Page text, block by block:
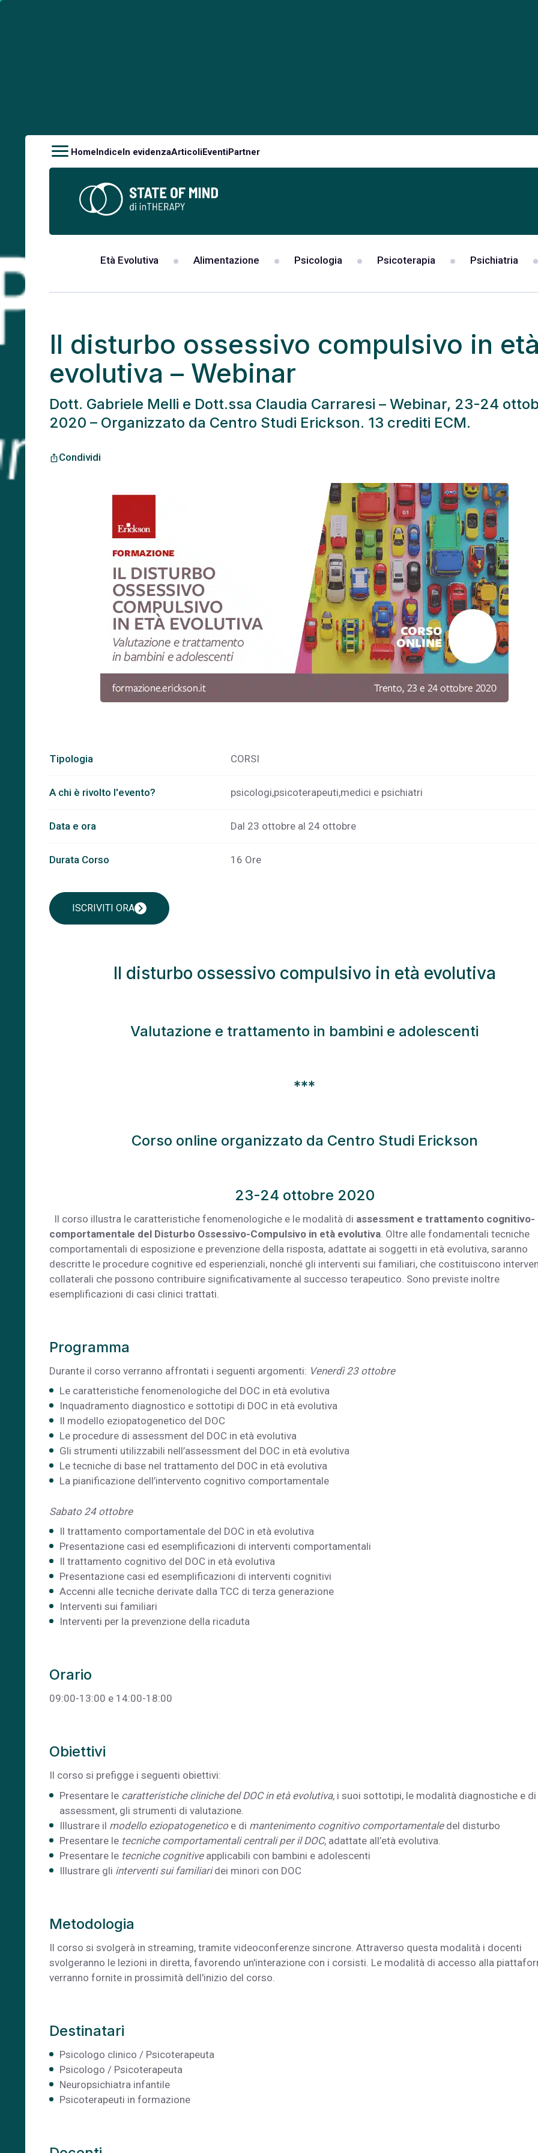
HomeIndiceIn evidenzaArticoliEventiPartner
Età Evolutiva Alimentazione Psicologia Psicoterapia Psichiatria
Il disturbo ossessivo compulsivo in
evolutiva – Webinar
Dott. Gabriele Melli e Dott.ssa Claudia Carraresi – Webinar, 23-24
2020 – Organizzato da Centro Studi Erickson. 13 crediti ECM.
ios_shareCondividi
Tipologia CORSI
A chi è rivolto l'evento? psicologi,psicoterapeuti,medici e psichiatri
Data e ora Dal 23 ottobre al 24 ottobre
Durata Corso 16 Ore
ISCRIVITI ORAchevron_right
Il disturbo ossessivo compulsivo in età evolutiva
Valutazione e trattamento in bambini e adolescenti
***
Corso online organizzato da Centro Studi Erickson
23-24 ottobre 2020
Il corso illustra le caratteristiche fenomenologiche e le modalità di assessment e trattamento cognitivo-
comportamentale del Disturbo Ossessivo-Compulsivo in età evolutiva . Oltre alle fondamentali tecniche
comportamentali di esposizione e prevenzione della risposta, adattate ai soggetti in età evolutiva, saranno
descritte le procedure cognitive ed esperienziali, nonché gli interventi sui familiari, che costituiscono
collaterali che possono contribuire significativamente al successo terapeutico. Sono previste inoltre
esemplificazioni di casi clinici trattati.
Programma
Durante il corso verranno affrontati i seguenti argomenti: Venerdì 23 ottobre
Le caratteristiche fenomenologiche del DOC in età evolutiva
Inquadramento diagnostico e sottotipi di DOC in età evolutiva
Il modello eziopatogenetico del DOC
Le procedure di assessment del DOC in età evolutiva
Gli strumenti utilizzabili nell’assessment del DOC in età evolutiva
Le tecniche di base nel trattamento del DOC in età evolutiva
La pianificazione dell’intervento cognitivo comportamentale
Sabato 24 ottobre
Il trattamento comportamentale del DOC in età evolutiva
Presentazione casi ed esemplificazioni di interventi comportamentali
Il trattamento cognitivo del DOC in età evolutiva
Presentazione casi ed esemplificazioni di interventi cognitivi
Accenni alle tecniche derivate dalla TCC di terza generazione
Interventi sui familiari
Interventi per la prevenzione della ricaduta
Orario
09:00-13:00 e 14:00-18:00
Obiettivi
Il corso si prefigge i seguenti obiettivi:
Presentare le caratteristiche cliniche del DOC in età evolutiva, i suoi sottotipi, le modalità diagnostiche e di
assessment, gli strumenti di valutazione.
Illustrare il modello eziopatogeneticoe di mantenimento cognitivo comportamentaledel disturbo
Presentare le tecniche comportamentali centrali per il DOC, adattate all’età evolutiva.
Presentare le tecniche cognitiveapplicabili con bambini e adolescenti
Illustrare gli interventi sui familiaridei minori con DOC
Metodologia
Il corso si svolgerà in streaming, tramite videoconferenze sincrone. Attraverso questa modalità i docenti
svolgeranno le lezioni in diretta, favorendo un'interazione con i corsisti. Le modalità di accesso alla
verranno fornite in prossimità dell'inizio del corso.
Destinatari
Psicologo clinico / Psicoterapeuta
Psicologo / Psicoterapeuta
Neuropsichiatra infantile
Psicoterapeuti in formazione